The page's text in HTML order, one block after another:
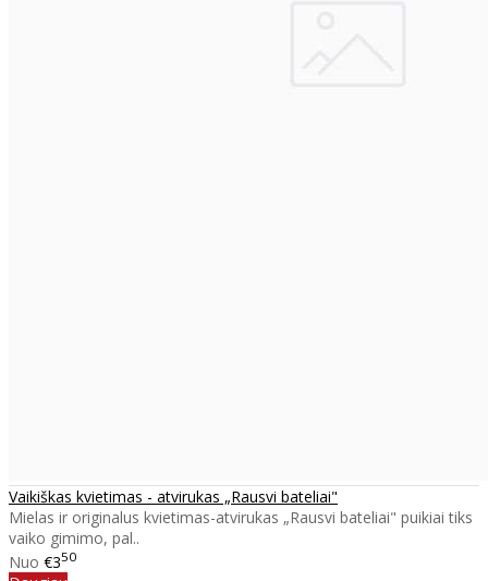
Vaikiškas kvietimas - atvirukas „Rausvi bateliai"
Mielas ir originalus kvietimas-atvirukas „Rausvi bateliai" puikiai tiks
vaiko gimimo, pal..
Nuo €350